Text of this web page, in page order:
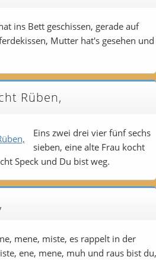
ins Bett geschissen, gerade auf
Mutter hat's gesehen und
Rüben,
Eins zwei drei vier fünf sechs
sieben, eine alte Frau kocht
Speck und Du bist weg.
mene, miste, es rappelt in der
ene, mene, muh und raus bist du,